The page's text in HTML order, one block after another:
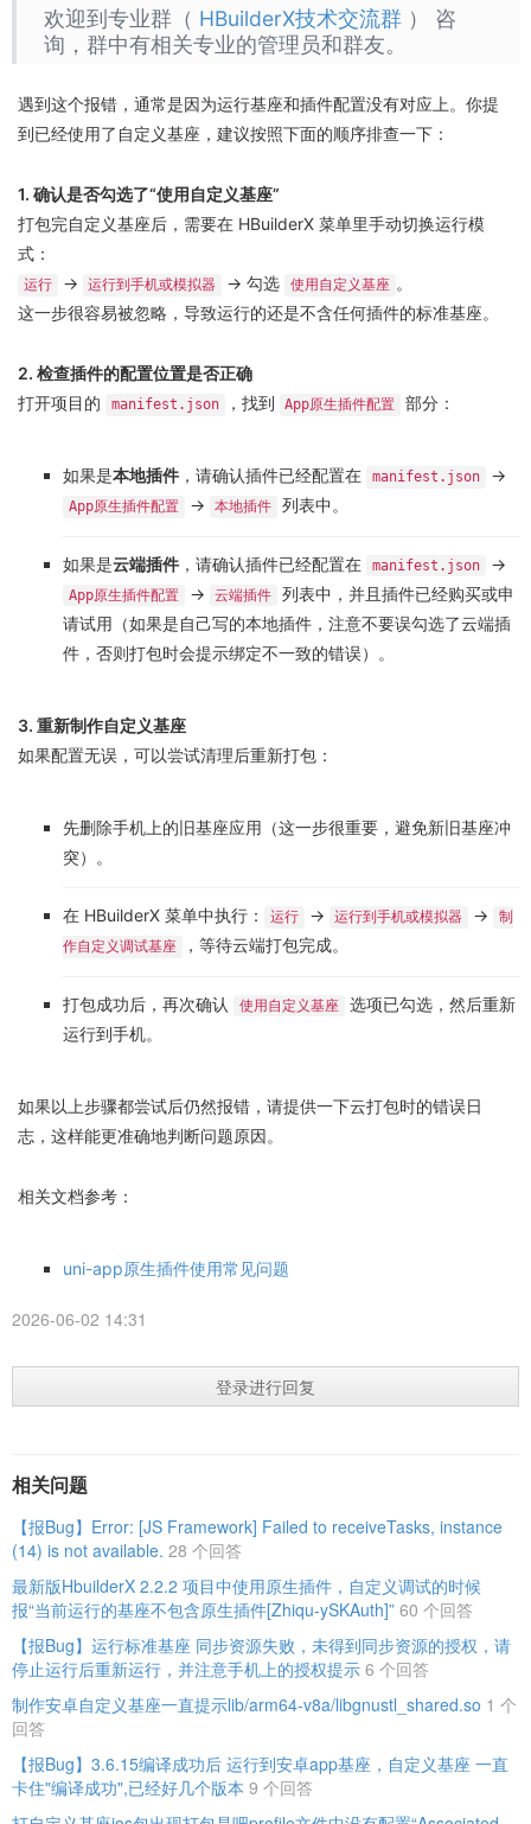
欢迎到专业群（ HBuilderX技术交流群） 咨
询，群中有相关专业的管理员和群友。
遇到这个报错，通常是因为运行基座和插件配置没有对应上。你提
到已经使用了自定义基座，建议按照下面的顺序排查一下：
1. 确认是否勾选了“使用自定义基座”
打包完自定义基座后，需要在 HBuilderX 菜单里手动切换运行模
式：
运行 -> 运行到手机或模拟器 -> 勾选 使用自定义基座 。
这一步很容易被忽略，导致运行的还是不含任何插件的标准基座。
2. 检查插件的配置位置是否正确
打开项目的
manifest.json ，找到 App原生插件配置 部分：
如果是本地插件 ，请确认插件已经配置在 manifest.json ->
App原生插件配置 -> 本地插件 列表中。
如果是云端插件 ，请确认插件已经配置在 manifest.json ->
App原生插件配置 -> 云端插件
列表中，并且插件已经购买或申
请试用（如果是自己写的本地插件，注意不要误勾选了云端插
件，否则打包时会提示绑定不一致的错误）。
3. 重新制作自定义基座
如果配置无误，可以尝试清理后重新打包：
先删除手机上的旧基座应用（这一步很重要，避免新旧基座冲
突）。
在 HBuilderX 菜单中执行： 运行 -> 运行到手机或模拟器 ->
制
作自定义调试基座
，等待云端打包完成。
打包成功后，再次确认 使用自定义基座
选项已勾选，然后重新
运行到手机。
如果以上步骤都尝试后仍然报错，请提供一下云打包时的错误日
志，这样能更准确地判断问题原因。
相关文档参考：
uni-app原生插件使用常见问题
2026-06-02 14:31
登录进行回复
相关问题
【报Bug】Error: [JS Framework] Failed to receiveTasks, instance
(14) is not available. 28 个回答
最新版HbuilderX 2.2.2 项目中使用原生插件，自定义调试的时候
报“当前运行的基座不包含原生插件[Zhiqu-ySKAuth]” 60 个回答
【报Bug】运行标准基座 同步资源失败，未得到同步资源的授权，请
停止运行后重新运行，并注意手机上的授权提示 6 个回答
制作安卓自定义基座一直提示lib/arm64-v8a/libgnustl_shared.so 1 个
回答
【报Bug】3.6.15编译成功后 运行到安卓app基座，自定义基座 一直
卡住"编译成功",已经好几个版本 9 个回答